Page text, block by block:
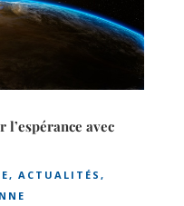
avec
, ACTUALITÉS ,